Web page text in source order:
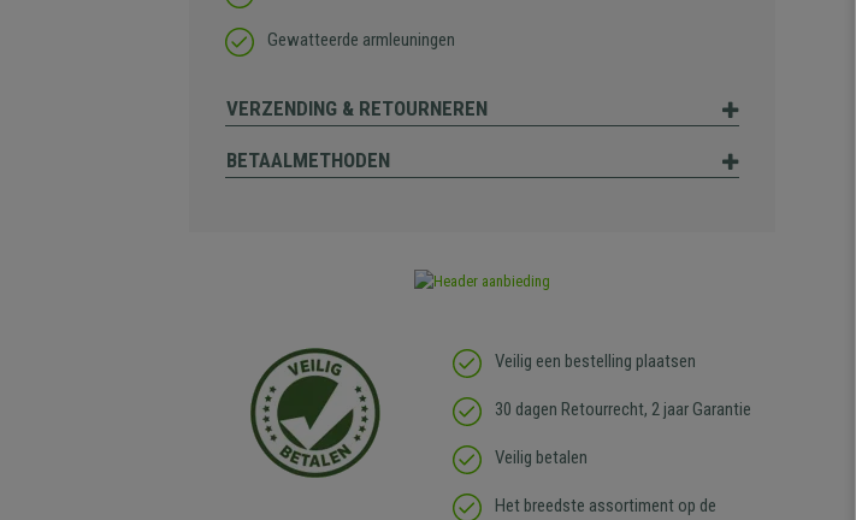
Gewatteerde armleuningen
VERZENDING & RETOURNEREN
BETAALMETHODEN
Veilig een bestelling plaatsen
30 dagen Retourrecht, 2 jaar Garantie
Veilig betalen
Het breedste assortiment op de